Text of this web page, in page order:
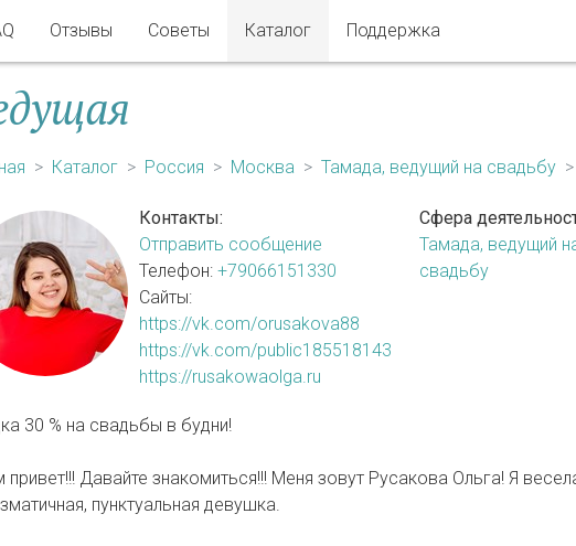
Отзывы Советы Каталог Поддержка
Каталог Россия Москва Тамада, ведущий на свадьбу
Контакты:
Отправить сообщение
Телефон: +79066151330
Сайты:
https://vk.com/orusakova88
https://vk.com/public185518143
https://rusakowaolga.ru
Сфера
Тамада, ведущий
свадьбу
30 % на свадьбы в будни!
привет!!! Давайте знакомиться!!! Меня зовут Русакова Ольга! Я
пунктуальная девушка.